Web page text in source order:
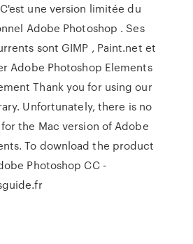
une version limitée du
Adobe Photoshop . Ses
sont GIMP , Paint.net et
Adobe Photoshop Elements
Thank you for using our
Unfortunately, there is no
the Mac version of Adobe
To download the product
Photoshop CC -